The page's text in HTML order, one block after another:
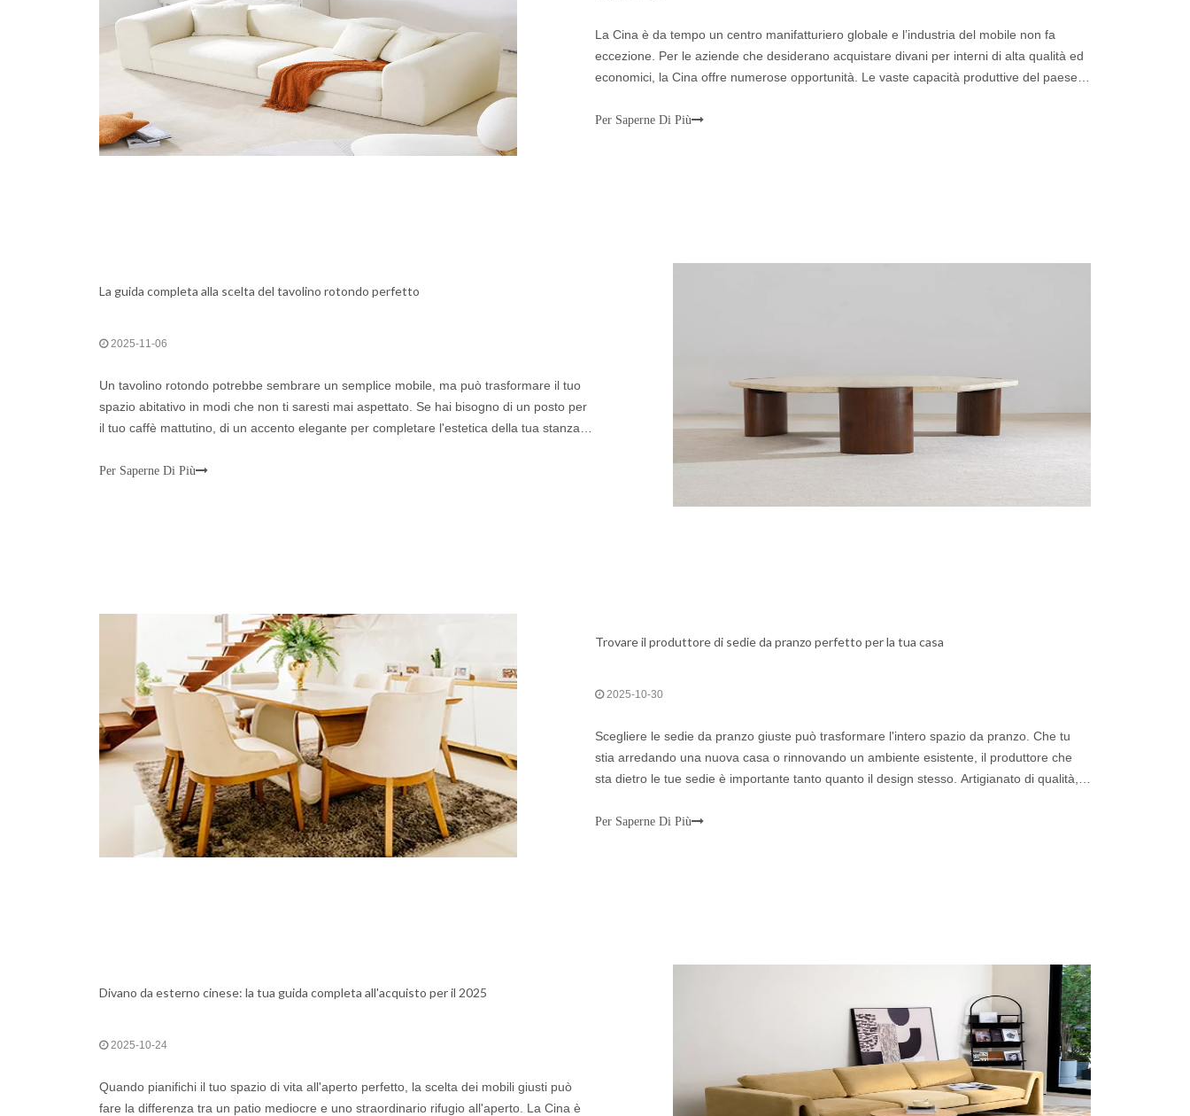
La Cina è da tempo un centro manifatturiero globale e l’industria del mobile non fa
eccezione. Per le aziende che desiderano acquistare divani per interni di alta qualità ed
economici, la Cina offre numerose opportunità. Le vaste capacità produttive del paese,
Per Saperne Di Più
La guida completa alla scelta del tavolino rotondo perfetto
2025-11-06
Un tavolino rotondo potrebbe sembrare un semplice mobile, ma può trasformare il tuo
spazio abitativo in modi che non ti saresti mai aspettato. Se hai bisogno di un posto per
il tuo caffè mattutino, di un accento elegante per completare l'estetica della tua stanza o
Per Saperne Di Più
Trovare il produttore di sedie da pranzo perfetto per la tua casa
2025-10-30
Scegliere le sedie da pranzo giuste può trasformare l'intero spazio da pranzo. Che tu
stia arredando una nuova casa o rinnovando un ambiente esistente, il produttore che
sta dietro le tue sedie è importante tanto quanto il design stesso. Artigianato di qualità,
Per Saperne Di Più
Divano da esterno cinese: la tua guida completa all'acquisto per il 2025
2025-10-24
Quando pianifichi il tuo spazio di vita all'aperto perfetto, la scelta dei mobili giusti può
fare la differenza tra un patio mediocre e uno straordinario rifugio all'aperto. La Cina è